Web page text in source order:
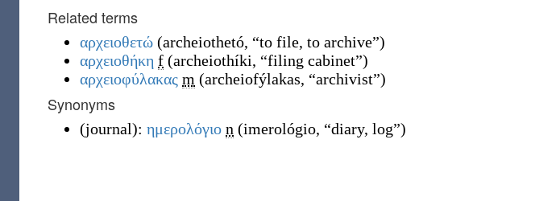
Related terms
αρχειοθετώ (archeiothetó, “to file, to archive”)
αρχειοθήκη f (archeiothíki, “filing cabinet”)
αρχειοφύλακας m (archeiofýlakas, “archivist”)
Synonyms
(journal): ημερολόγιο n (imerológio, “diary, log”)